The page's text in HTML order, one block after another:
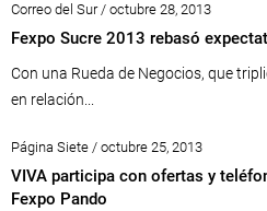
Correo del Sur / octubre 28, 2013
Fexpo Sucre 2013 rebasó
Con una Rueda de Negocios, que
en relación...
Página Siete / octubre 25, 2013
VIVA participa con ofertas y
Fexpo Pando